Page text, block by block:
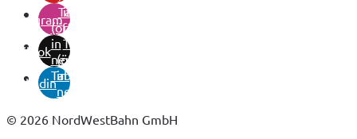
Tab)
instagramin
neuem
Tab)
tiktok
(öffnet
in
neuem
Tab)
linkedin
(öffnet
in
neuem
© 2026 NordWestBahn GmbH